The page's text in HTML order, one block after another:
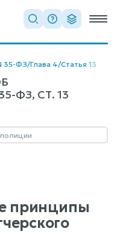
35-ФЗ/Глава 4/Статья 13
ФЗ, СТ. 13
принципы